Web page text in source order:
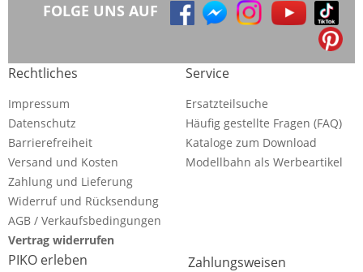
FOLGE UNS AUF
Rechtliches
Impressum
Datenschutz
Barrierefreiheit
Versand und Kosten
Zahlung und Lieferung
Widerruf und Rücksendung
AGB / Verkaufsbedingungen
Vertrag widerrufen
Service
Ersatzteilsuche
Häufig gestellte Fragen (FAQ)
Kataloge zum Download
Modellbahn als Werbeartikel
PIKO erleben Zahlungsweisen